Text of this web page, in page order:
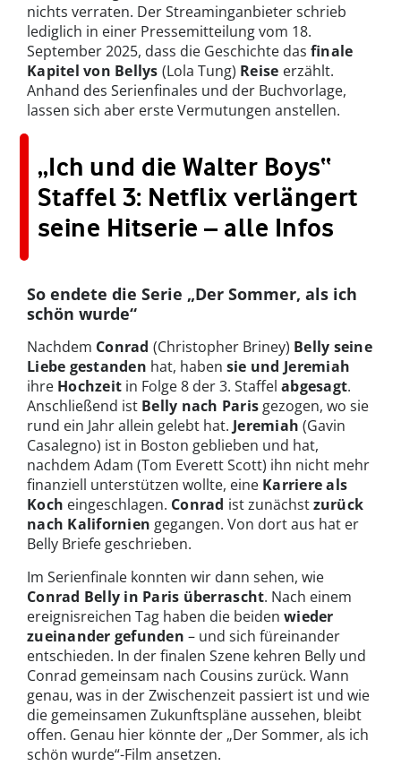
nichts verraten. Der Streaminganbieter schrieb
lediglich in einer Pressemitteilung vom 18.
September 2025, dass die Geschichte das finale
Kapitel von Bellys (Lola Tung) Reise erzählt.
Anhand des Serienfinales und der Buchvorlage,
lassen sich aber erste Vermutungen anstellen.
„Ich und die Walter Boys“
Staffel 3: Netflix verlängert
seine Hitserie – alle Infos
So endete die Serie „Der Sommer, als ich
schön wurde“
Nachdem Conrad (Christopher Briney) Belly seine
Liebe gestanden hat, haben sie und Jeremiah
ihre Hochzeit in Folge 8 der 3. Staffelabgesagt.
Anschließend ist Belly nach Paris gezogen, wo sie
rund ein Jahr allein gelebt hat. Jeremiah (Gavin
Casalegno) ist in Boston geblieben und hat,
nachdem Adam (Tom Everett Scott) ihn nicht mehr
finanziell unterstützen wollte, eine Karriere als
Koch eingeschlagen. Conrad ist zunächstzurück
nach Kalifornien gegangen. Von dort aus hat er
Belly Briefe geschrieben.
Im Serienfinale konnten wir dann sehen, wie
Conrad Belly in Paris überrascht. Nach einem
ereignisreichen Tag haben die beiden wieder
zueinander gefunden – und sich füreinander
entschieden. In der finalen Szene kehren Belly und
Conrad gemeinsam nach Cousins zurück. Wann
genau, was in der Zwischenzeit passiert ist und wie
die gemeinsamen Zukunftspläne aussehen, bleibt
offen. Genau hier könnte der „Der Sommer, als ich
schön wurde“-Film ansetzen.